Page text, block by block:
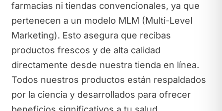
farmacias ni tiendas convencionales, ya que
pertenecen a un modelo MLM (Multi-Level
Marketing). Esto asegura que recibas
productos frescos y de alta calidad
directamente desde nuestra tienda en línea.
Todos nuestros productos están respaldados
por la ciencia y desarrollados para ofrecer